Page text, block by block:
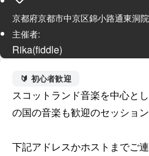
京都府京都市中京区錦小路通東洞
主催者:
Rika(fiddle)
🔰 初心者歓迎
スコットランド音楽を中心と
の国の音楽も歓迎のセッション
下記アドレスかホストまでご